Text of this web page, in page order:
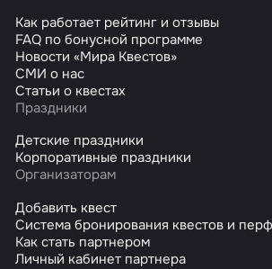
Как работает рейтинг и отзывы
FAQ по бонусной программе
Новости «Мира Квестов»
СМИ о нас
Статьи о квестах
Праздники
Детские праздники
Корпоративные праздники
Организаторам
Добавить квест
Система бронирования квестов и
Как стать партнером
Личный кабинет партнера